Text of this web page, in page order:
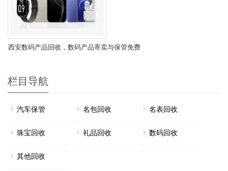
西安数码产品回收，数码产品寄卖与保管免费
栏目导航
汽车保管 名包回收 名表回收
珠宝回收 礼品回收 数码回收
其他回收